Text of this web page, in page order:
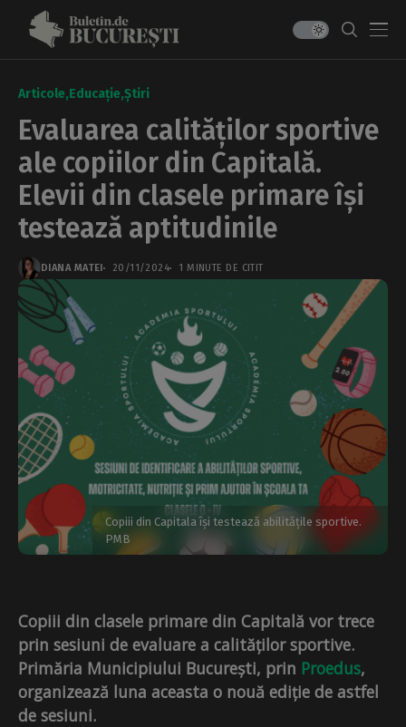
Articole Educație Știri
Evaluarea calităților sportive
ale copiilor din Capitală.
Elevii din clasele primare își
testează aptitudinile
DIANA MATEI 20/11/2024 1 MINUTE DE CITIT
Copiii din Capitala își testează abilitățile sportive.
PMB
Copiii din clasele primare din Capitală vor trece
prin sesiuni de evaluare a calităților sportive.
Primăria Municipiului București, prin Proedus,
organizează luna aceasta o nouă ediție de astfel
de sesiuni.